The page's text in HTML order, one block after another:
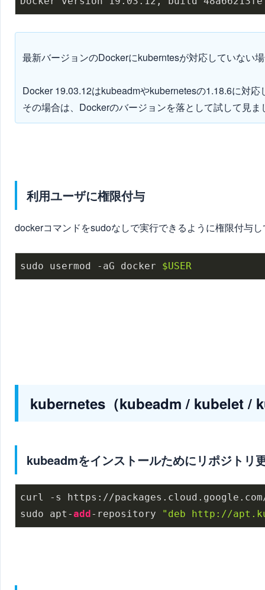
最新バージョンのDockerにkuberntesが対応していない
Docker 19.03.12はkubeadmやkubernetesの1.18.6に対
その場合は、Dockerのバージョンを落として試して見ま
利用ユーザに権限付与
dockerコマンドをsudoなしで実行できるように権限付与
sudo usermod -aG docker $USER
kubernetes（kubeadm / kubelet /
kubeadmをインストールためにリポジトリ
curl -s https://
sudo apt-add -repository "deb http://